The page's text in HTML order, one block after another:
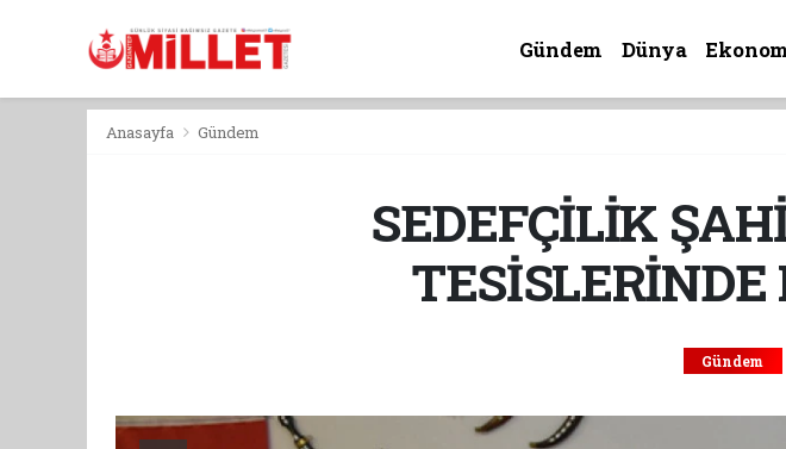
Gündem Dünya
Anasayfa Gündem
SEDEFÇİLİK
TESİSLERİNDE
Gündem